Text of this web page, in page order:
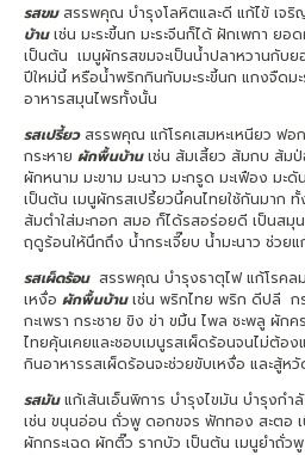
รสขมสรรพคุณ บำรุงโลหิตและดี แก้ไข้ เจริ
บ้านเช่น มะระขี้นก มะระจีนก็ได้ ฝักเพกา ยอ
เป็นต้น เมนูผักรสขมจะเป็นน้ำปลาหวานกับ
ปีใหม่นี้ หรือน้ำพริกกินกับมะระขี้นก แกงจืดม
อาหารสมุนไพรทั้งนั้น
รสเปรี้ยวสรรพคุณ แก้โรคเสมหะเหนียว ฟอ
กระหาย ผักพื้นบ้านเช่น ส้มเสี้ยว ส้มกบ ส้ม
ผักหนาม มะขาม มะนาว มะกรูด มะเฟือง มะ
เป็นต้น เมนูผักรสเปรี้ยวนี้คนไทยใช้กันมาก ทั้
ส้มตำใส่มะกอก สมอ ก็ได้รสอร่อยดี เป็นสมุ
ฤดูร้อนให้นึกถึง น้ำกระเจี๊ยบ น้ำมะนาว ช่วย
รสเผ็ดร้อนสรรพคุณ บำรุงธาตุไฟ แก้โรคล
เหงื่อ ผักพื้นบ้านเช่น พริกไทย พริก ดีปลี กร
กะเพรา กระชาย ขิง ข่า ขมิ้น ไพล ชะพลู ผั
ไทยคุ้นเคยและชอบเมนูรสเผ็ดร้อนจนไม่ต้อง
กินอาหารรสเผ็ดร้อนจะช่วยขับเหงื่อ และสู้ห
รสมันแก้เส้นเอ็นพิการ บำรุงไขมัน บำรุงกำ
เช่น ขนุนอ่อน ถั่วพู ดอกขจร ฟักทอง สะตอ
ผักกระเฉด ผักติ๊ว รากบัว เป็นต้น เมนูยำถั่ว